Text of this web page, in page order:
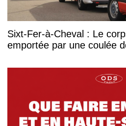
Sixt-Fer-à-Cheval : Le
emportée par une coulée